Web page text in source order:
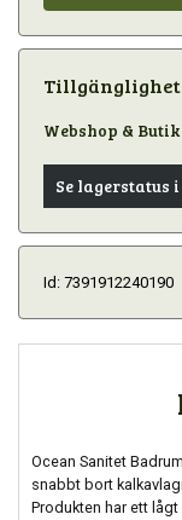
Tillgänglighet
Webshop &
Se lagerstatus
Id: 7391912240190
Ocean Sanitet
snabbt bort
Produkten har ett